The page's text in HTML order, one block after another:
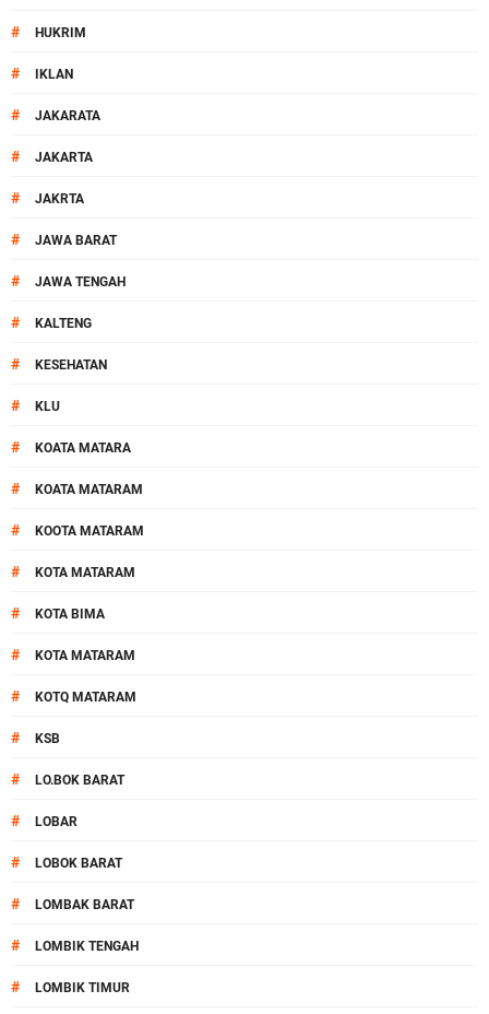
# HUKRIM
# IKLAN
# JAKARATA
# JAKARTA
# JAKRTA
# JAWA BARAT
# JAWA TENGAH
# KALTENG
# KESEHATAN
# KLU
# KOATA MATARA
# KOATA MATARAM
# KOOTA MATARAM
# KOTA MATARAM
# KOTA BIMA
# KOTA MATARAM
# KOTQ MATARAM
# KSB
# LO.BOK BARAT
# LOBAR
# LOBOK BARAT
# LOMBAK BARAT
# LOMBIK TENGAH
# LOMBIK TIMUR